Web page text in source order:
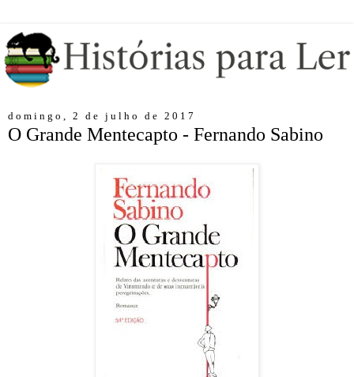
domingo, 2 de julho de 2017
O Grande Mentecapto - Fernando Sabino